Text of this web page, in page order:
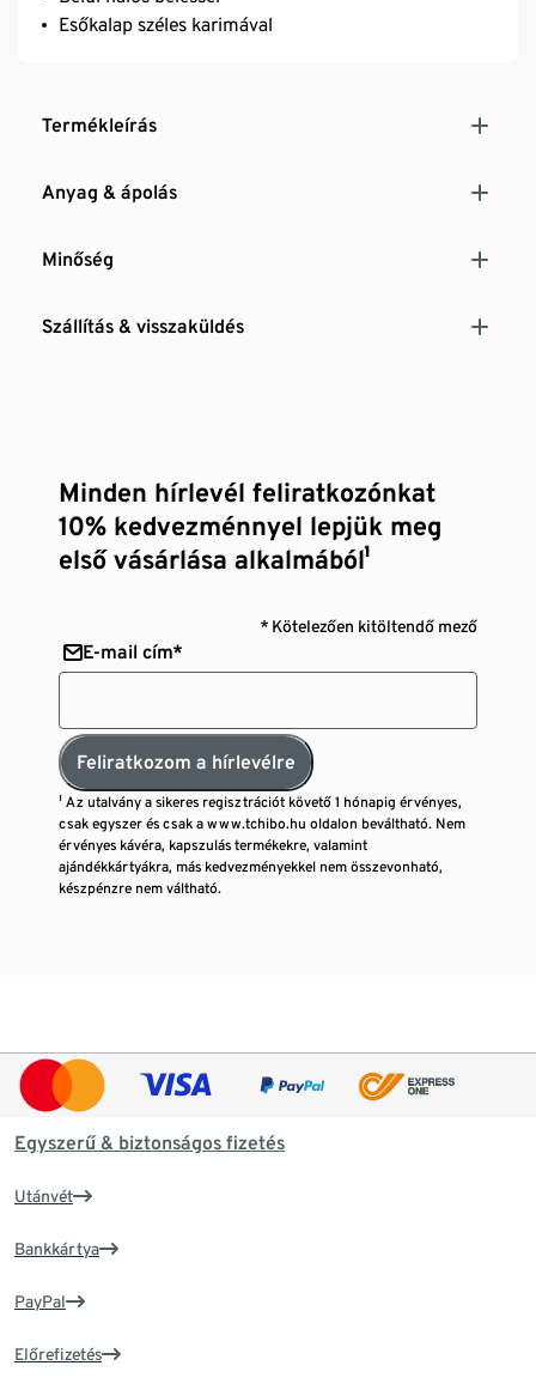
Esőkalap széles karimával
Termékleírás
Anyag & ápolás
Minőség
Szállítás & visszaküldés
Minden hírlevél feliratkozónkat
10% kedvezménnyel lepjük meg
első vásárlása alkalmából¹
* Kötelezően kitöltendő mező
E-mail cím*
Feliratkozom a hírlevélre
¹ Az utalvány a sikeres regisztrációt követő 1 hónapig érvényes,
csak egyszer és csak a www.tchibo.hu oldalon beváltható. Nem
érvényes kávéra, kapszulás termékekre, valamint
ajándékkártyákra, más kedvezményekkel nem összevonható,
készpénzre nem váltható.
Egyszerű & biztonságos fizetés
Utánvét
Bankkártya
PayPal
Előrefizetés